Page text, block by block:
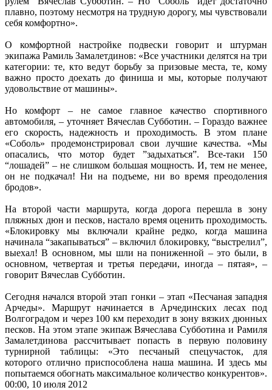
плавно, поэтому несмотря на трудную дорогу, мы чувствовали
себя комфортно».
О комфортной настройке подвески говорит и штурман
экипажа Рамиль Замалетдинов: «Все участники делятся на три
категории: те, кто ведут борьбу за призовые места, те, кому
важно просто доехать до финиша и мы, которые получают
удовольствие от машины».
Но комфорт – не самое главное качество спортивного
автомобиля, – уточняет Вячеслав Субботин. – Гораздо важнее
его скорость, надежность и проходимость. В этом плане
«Соболь» продемонстрировал свои лучшие качества. «Мы
опасались, что мотор будет ”задыхаться”. Все-таки 150
“лошадей” – не слишком большая мощность. И, тем не менее,
он не подкачал! Ни на подъеме, ни во время преодоления
бродов».
На второй части маршрута, когда дорога перешла в зону
пляжных дюн и песков, настало время оценить проходимость.
«Блокировку мы включали крайне редко, когда машина
начинала “закапываться” – включил блокировку, “выстрелил”,
выехал! В основном, мы шли на пониженной – это были, в
основном, четвертая и третья передачи, иногда – пятая», –
говорит Вячеслав Субботин.
Сегодня начался второй этап гонки – этап «Песчаная западня
Арчеды». Маршрут начинается в Арчединских лесах под
Волгоградом и через 100 км переходит в зону вязких дюнных
песков. На этом этапе экипаж Вячеслава Субботина и Рамиля
Замалетдинова рассчитывает попасть в первую половину
турнирной таблицы: «Это песчаный спецучасток, для
которого отлично приспособлена наша машина. И здесь мы
попытаемся обогнать максимальное количество конкурентов».
00:00, 10 июля 2012